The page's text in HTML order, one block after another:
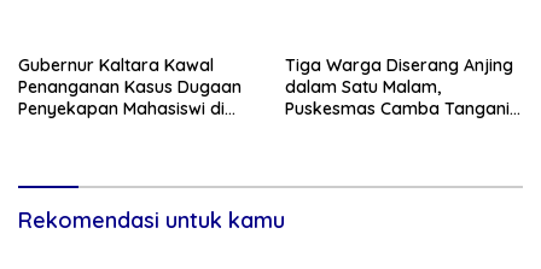
Gubernur Kaltara Kawal
Penanganan Kasus Dugaan
Penyekapan Mahasiswi di
Tiga Warga Diserang Anjing
dalam Satu Malam,
Puskesmas Camba Tangani
Rekomendasi untuk kamu